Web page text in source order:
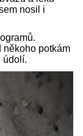
nosil i
někoho potkám
údolí.